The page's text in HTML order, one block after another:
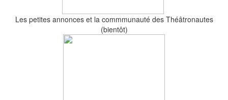
Les petites annonces et la commmunauté des Théâtronautes
(bientôt)